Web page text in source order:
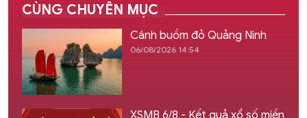
CÙNG CHUYÊN MỤC
Cánh buồm đỏ Quảng Ninh
06/08/2026 14:54
XSMB 6/8 - Kết quả xổ số miền